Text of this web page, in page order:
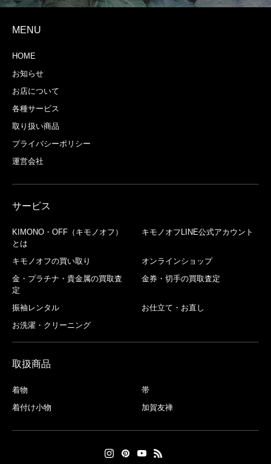
MENU
HOME
お知らせ
お店について
各種サービス
取り扱い商品
プライバシーポリシー
運営会社
サービス
KIMONO・OFF（キモノオフ）
とは
キモノオフLINE公式アカウント
キモノオフの買い取り
オンラインショップ
金・プラチナ・貴金属の買取査
定
金券・切手の買取査定
振袖レンタル
お仕立て・お直し
お洗濯・クリーニング
取扱商品
着物
帯
着付け小物
加賀友禅